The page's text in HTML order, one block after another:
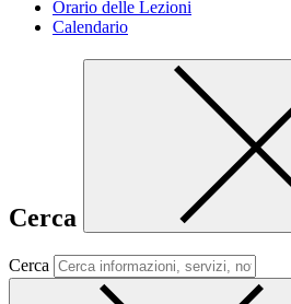
Orario delle Lezioni
Calendario
Cerca
Cerca